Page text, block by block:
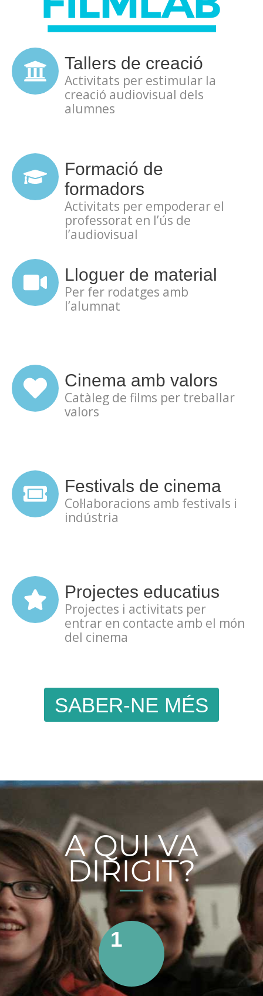
Tallers de creació
Activitats per estimular la
creació audiovisual dels
alumnes
Formació de
formadors
Activitats per empoderar el
professorat en l’ús de
l’audiovisual
Lloguer de material
Per fer rodatges amb
l’alumnat
Cinema amb valors
Catàleg de films per treballar
valors
Festivals de cinema
Col·laboracions amb festivals i
indústria
Projectes educatius
Projectes i activitats per
entrar en contacte amb el món
del cinema
SABER-NE MÉS
A QUI VA
DIRIGIT?
1